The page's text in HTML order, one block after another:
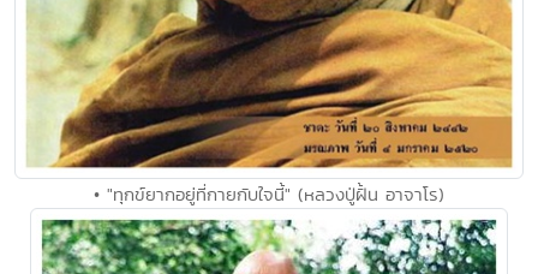
• "ทุกข์ยากอยู่ที่กายกับใจนี้" (หลวงปู่ฝั้น อาจาโร)